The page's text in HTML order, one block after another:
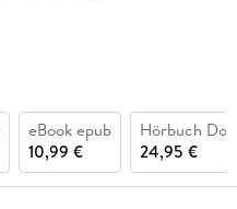
eBook epub
10,99 €
Hörbuch
24,95 €